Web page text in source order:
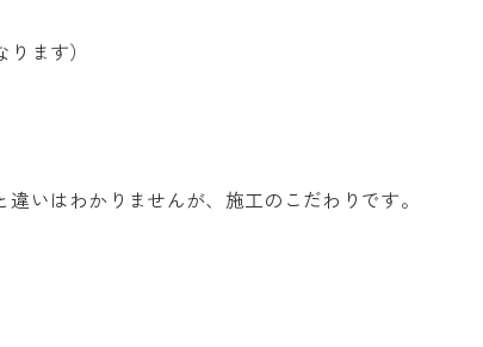
ます）
いはわかりませんが、施工のこだわりです。